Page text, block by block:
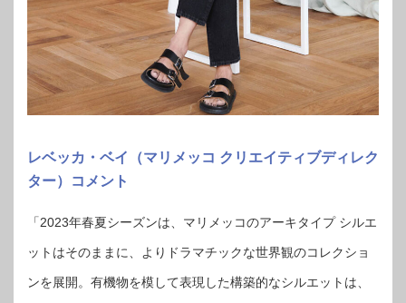
レベッカ・ベイ（マリメッコ クリエイティブディレク
ター）コメント
「2023年春夏シーズンは、マリメッコのアーキタイプ シルエ
ットはそのままに、よりドラマチックな世界観のコレクショ
ンを展開。有機物を模して表現した構築的なシルエットは、